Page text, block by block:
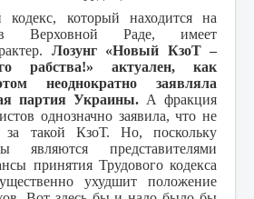
кодекс, который находится на
в Верховной Раде, имеет
Лозунг «Новый КзоТ –
рабства!» актуален, как
неоднократно заявляла
партия Украины. А фракция
однозначно заявила, что не
за такой КзоТ. Но, поскольку
являются представителями
принятия Трудового кодекса
ухудшит положение